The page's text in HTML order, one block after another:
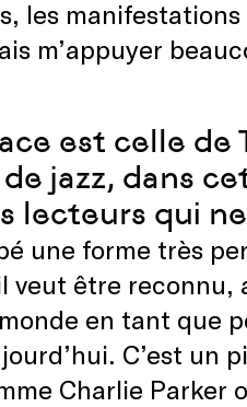
les
m’appuyer
est celle de
jazz, dans
lecteurs qui
une forme très
veut être
en tant que
C’est un
Charlie Parker